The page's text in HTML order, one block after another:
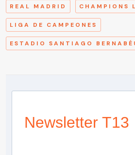
REAL MADRID CHAMPIONS
LIGA DE CAMPEONES
ESTADIO SANTIAGO
Newsletter T13